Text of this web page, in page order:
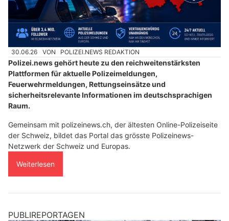
30.06.26 VON POLIZEI.NEWS REDAKTION
Polizei.news gehört heute zu den reichweitenstärksten
Plattformen für aktuelle Polizeimeldungen,
Feuerwehrmeldungen, Rettungseinsätze und
sicherheitsrelevante Informationen im deutschsprachigen
Raum.
Gemeinsam mit polizeinews.ch, der ältesten Online-Polizeiseite
der Schweiz, bildet das Portal das grösste Polizeinews-
Netzwerk der Schweiz und Europas.
Weiterlesen
PUBLIREPORTAGEN